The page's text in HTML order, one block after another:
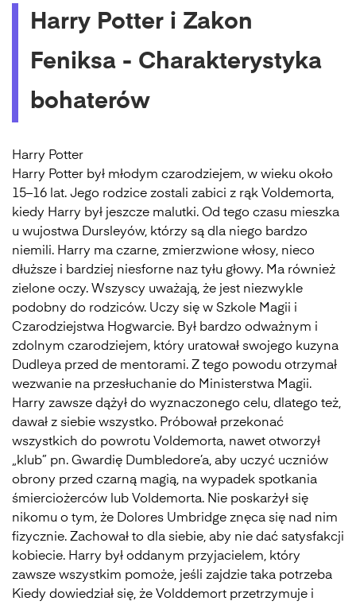
Harry Potter i Zakon
Feniksa - Charakterystyka
bohaterów
Harry Potter
Harry Potter był młodym czarodziejem, w wieku około
15–16 lat. Jego rodzice zostali zabici z rąk Voldemorta,
kiedy Harry był jeszcze malutki. Od tego czasu mieszka
u wujostwa Dursleyów, którzy są dla niego bardzo
niemili. Harry ma czarne, zmierzwione włosy, nieco
dłuższe i bardziej niesforne naz tyłu głowy. Ma również
zielone oczy. Wszyscy uważają, że jest niezwykle
podobny do rodziców. Uczy się w Szkole Magii i
Czarodziejstwa Hogwarcie. Był bardzo odważnym i
zdolnym czarodziejem, który uratował swojego kuzyna
Dudleya przed de mentorami. Z tego powodu otrzymał
wezwanie na przesłuchanie do Ministerstwa Magii.
Harry zawsze dążył do wyznaczonego celu, dlatego też,
dawał z siebie wszystko. Próbował przekonać
wszystkich do powrotu Voldemorta, nawet otworzył
„klub” pn. Gwardię Dumbledore’a, aby uczyć uczniów
obrony przed czarną magią, na wypadek spotkania
śmierciożerców lub Voldemorta. Nie poskarżył się
nikomu o tym, że Dolores Umbridge znęca się nad nim
fizycznie. Zachował to dla siebie, aby nie dać satysfakcji
kobiecie. Harry był oddanym przyjacielem, który
zawsze wszystkim pomoże, jeśli zajdzie taka potrzeba
Kiedy dowiedział się, że Volddemort przetrzymuje i